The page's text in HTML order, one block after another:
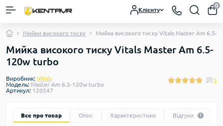
Клієнту
0
Мийки високого тиску Мийка високого тиску Vitals Master Am 6.5-
Мийка високого тиску Vitals Master Am 6.5-
120w turbo
Виробник: Vitals
Модель: Master Am 6.5-120w turbo
Артикул: 120547
1
Все про товар Опис Характеристики Відгуки 1